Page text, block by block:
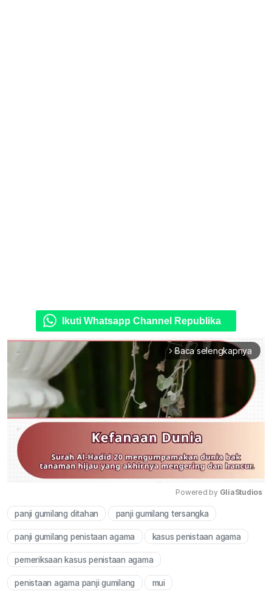
Ikuti Whatsapp Channel Republika
arrow_forward_ios Baca selengkapnya
Powered by GliaStudios
panji gumilang ditahan panji gumilang tersangka
panji gumilang penistaan agama kasus penistaan agama
pemeriksaan kasus penistaan agama
penistaan agama panji gumilang mui